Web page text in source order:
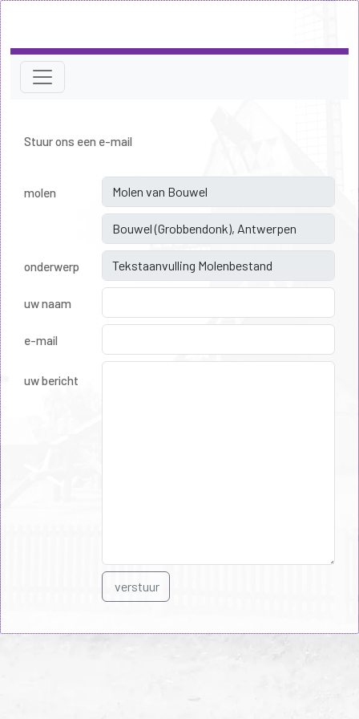
Stuur ons een e-mail
molen
onderwerp
uw naam
e-mail
uw bericht